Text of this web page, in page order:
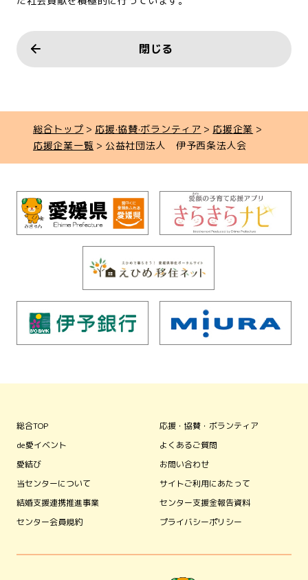
閉じる
総合トップ 応援·協賛·ボランティア
応援企業
応援企業一覧
公益社団法人 伊予西条法人会
総合TOP
de愛イベント
愛結び
当センターについて
結婚支援連携推進事業
センター会員規約
応援・協賛・ボランティア
よくあるご質問
お問い合わせ
サイトご利用にあたって
センター支援金報告資料
プライバシーポリシー